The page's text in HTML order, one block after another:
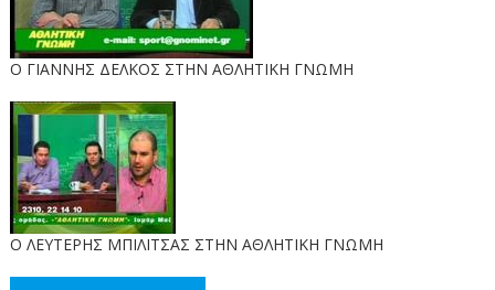
Ο ΓΙΑΝΝΗΣ ΔΕΛΚΟΣ ΣΤΗΝ ΑΘΛΗΤΙΚΗ ΓΝΩΜΗ
O ΛΕΥΤΕΡΗΣ ΜΠΙΛΙΤΣΑΣ ΣΤΗΝ ΑΘΛΗΤΙΚΗ ΓΝΩΜΗ